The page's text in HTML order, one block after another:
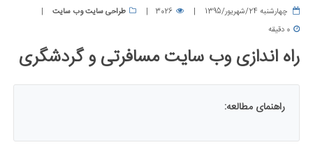
چهارشنبه 24/شهریور/1395 3026
طراحی سایت وب سایت
0 دقیقه
راه اندازی وب سایت مسافرتی و گردشگری
راهنمای مطالعه: